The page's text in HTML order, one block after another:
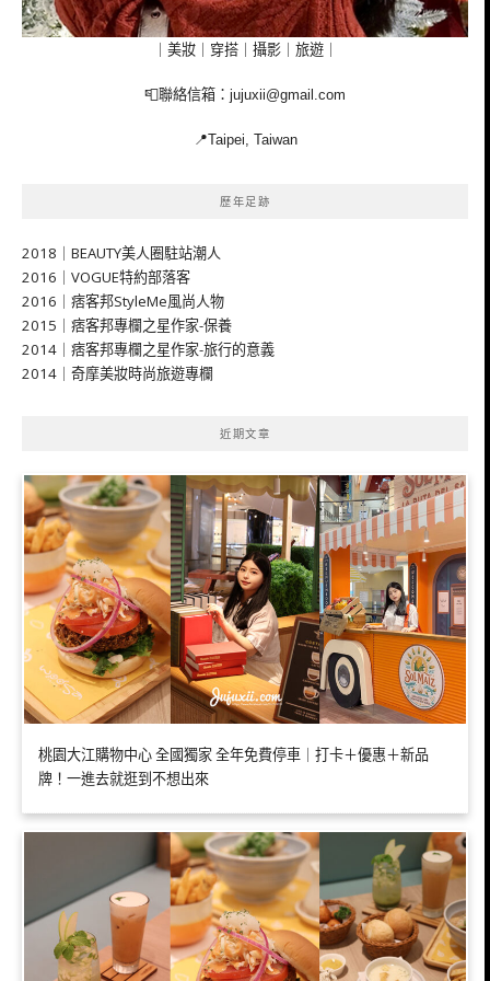
｜美妝｜穿搭｜攝影｜旅遊｜
📮聯絡信箱： jujuxii@gmail.com
📍Taipei, Taiwan
歷年足跡
2018｜BEAUTY美人圈駐站潮人
2016｜VOGUE特約部落客
2016｜痞客邦StyleMe風尚人物
2015｜痞客邦專欄之星作家-保養
2014｜痞客邦專欄之星作家-旅行的意義
2014｜奇摩美妝時尚旅遊專欄
近期文章
桃園大江購物中心 全國獨家 全年免費停車｜打卡＋優惠＋新品
牌！一進去就逛到不想出來